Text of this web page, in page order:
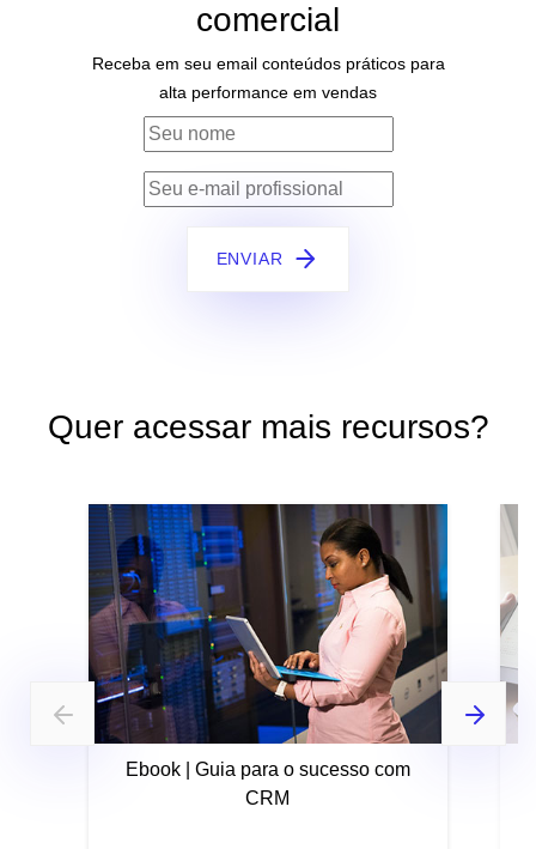
comercial
Receba em seu email conteúdos práticos para
alta performance em vendas
ENVIAR
Quer acessar mais recursos?
Ebook | Guia para o sucesso com
CRM